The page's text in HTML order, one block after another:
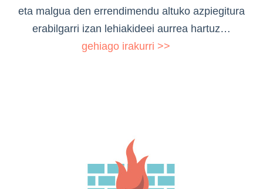
eta malgua den errendimendu altuko azpiegitura
erabilgarri izan lehiakideei aurrea hartuz…
gehiago irakurri >>